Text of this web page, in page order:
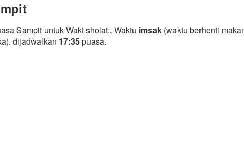
Sampit untuk Wakt sholat:. Waktu imsak (waktu berhenti
dijadwalkan 17:35puasa.